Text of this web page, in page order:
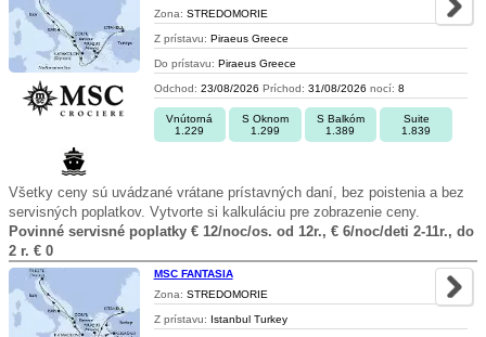
Zona: STREDOMORIE
Z prístavu: Piraeus Greece
Do prístavu: Piraeus Greece
Odchod: 23/08/2026 Príchod: 31/08/2026 nocí: 8
Vnútorná
1.229
S Oknom
1.299
S Balkóm
1.389
Suite
1.839
Všetky ceny sú uvádzané vrátane prístavných daní, bez poistenia a bez
servisných poplatkov. Vytvorte si kalkuláciu pre zobrazenie ceny.
Povinné servisné poplatky € 12/noc/os. od 12r., € 6/noc/deti 2-11r., do
2 r. € 0
MSC FANTASIA
Zona: STREDOMORIE
Z prístavu: Istanbul Turkey